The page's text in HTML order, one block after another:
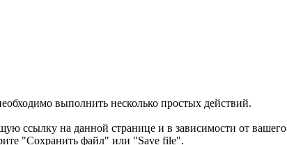
выполнить несколько простых действий.
ссылку на данной странице и в зависимости от вашего
"Сохранить файл" или "Save file".